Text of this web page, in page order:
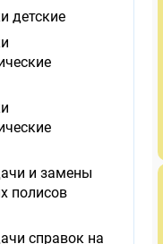
детские
и замены
полисов
справок на